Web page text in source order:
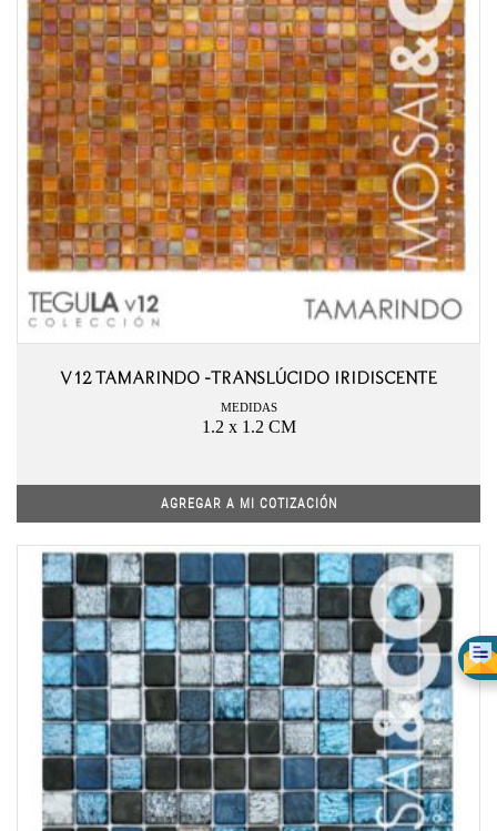
V12 TAMARINDO -TRANSLÚCIDO IRIDISCENTE
MEDIDAS
1.2 x 1.2 CM
AGREGAR A MI COTIZACIÓN